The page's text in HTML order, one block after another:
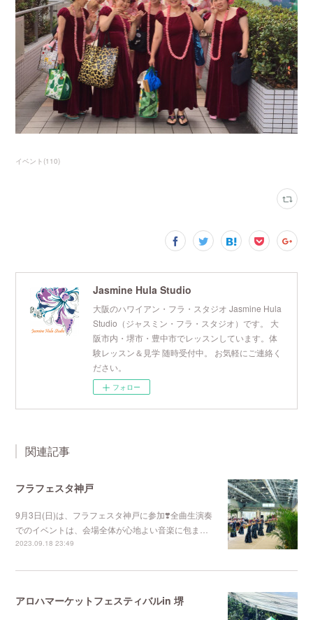
イベント (110)
Jasmine Hula Studio
大阪のハワイアン・フラ・スタジオ Jasmine Hula
Studio（ジャスミン・フラ・スタジオ）です。 大
阪市内・堺市・豊中市でレッスンしています。体
験レッスン＆見学 随時受付中。 お気軽にご連絡く
ださい。
フォロー
関連記事
フラフェスタ神戸
9月3日(日)は、フラフェスタ神戸に参加❣️全曲生演奏
でのイベントは、会場全体が心地よい音楽に包ま…
2023.09.18 23:49
アロハマーケットフェスティバルin 堺